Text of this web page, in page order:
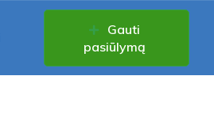
Gauti
pasiūlymą